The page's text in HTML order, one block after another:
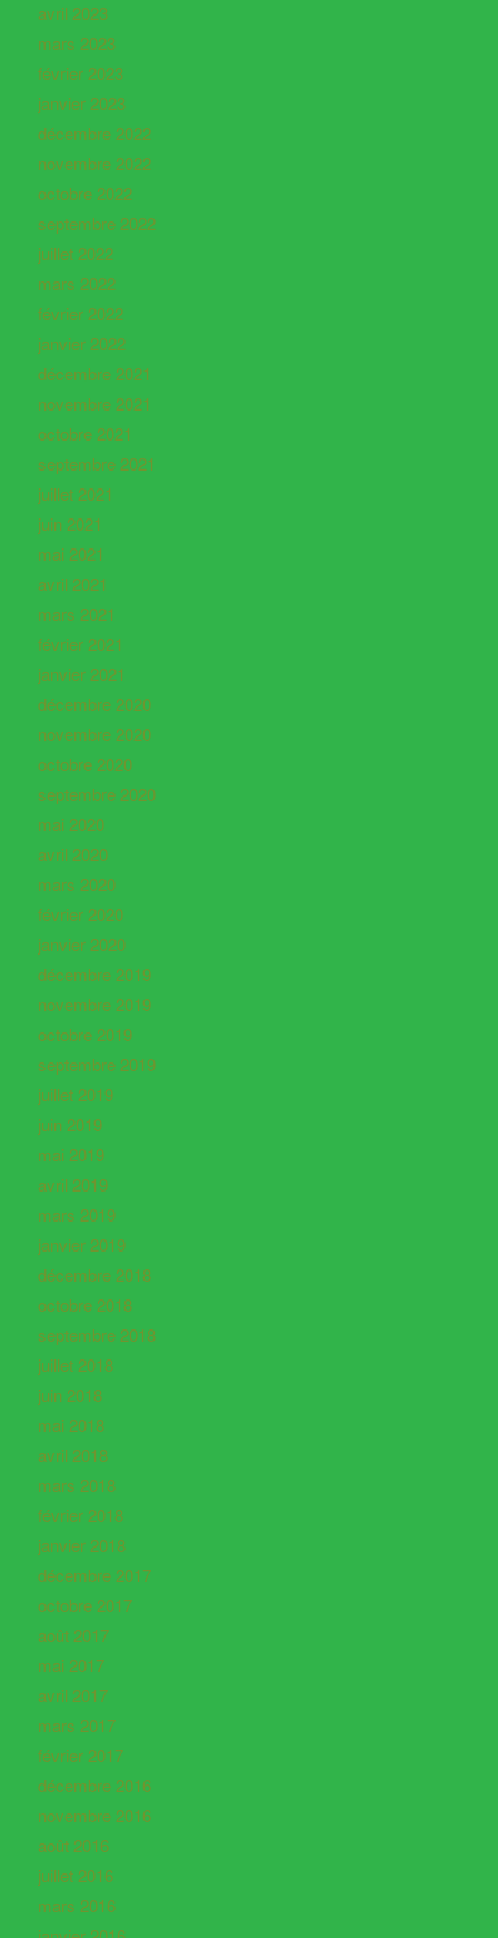
avril 2023
mars 2023
février 2023
janvier 2023
décembre 2022
novembre 2022
octobre 2022
septembre 2022
juillet 2022
mars 2022
février 2022
janvier 2022
décembre 2021
novembre 2021
octobre 2021
septembre 2021
juillet 2021
juin 2021
mai 2021
avril 2021
mars 2021
février 2021
janvier 2021
décembre 2020
novembre 2020
octobre 2020
septembre 2020
mai 2020
avril 2020
mars 2020
février 2020
janvier 2020
décembre 2019
novembre 2019
octobre 2019
septembre 2019
juillet 2019
juin 2019
mai 2019
avril 2019
mars 2019
janvier 2019
décembre 2018
octobre 2018
septembre 2018
juillet 2018
juin 2018
mai 2018
avril 2018
mars 2018
février 2018
janvier 2018
décembre 2017
octobre 2017
août 2017
mai 2017
avril 2017
mars 2017
février 2017
décembre 2016
novembre 2016
août 2016
juillet 2016
mars 2016